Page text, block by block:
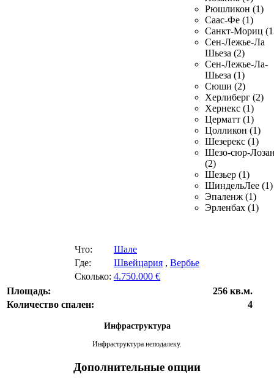
Рюшликон (1)
Саас-Фе (1)
Санкт-Мориц
Сен-Лежье-Ла
Шьеза (2)
Сен-Лежье-Ла-
Шьеза (1)
Сюши (2)
Херлиберг (2)
Хернекс (1)
Церматт (1)
Цолликон (1)
Шезерекс (1)
Шезо-сюр-
(2)
Шезьер (1)
ШиндельЛее (1)
Эпаленж (1)
Эрленбах (1)
Что:
Шале
Где:
Швейцария , Вербье
Сколько: 4.750.000 €
Площадь:
256 кв.м.
Количество спален:
4
Инфраструктура
Инфраструктура неподалеку.
Дополнительные опции